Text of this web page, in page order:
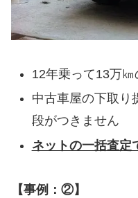
12年乗って13万
中古車屋の下取
段がつきません
ネットの一括査
【事例：②】